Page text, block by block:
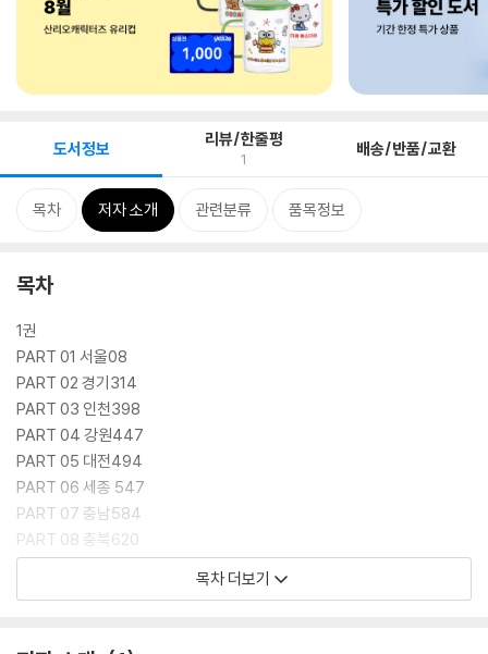
도서정보 리뷰/한줄평
1 배송/반품/교환
목차 저자 소개 관련분류 품목정보
목차
1권
PART 01 서울08
PART 02 경기314
PART 03 인천398
PART 04 강원447
PART 05 대전494
PART 06 세종 547
PART 07 충남584
PART 08 충북620
(부록) 합격 수기 및 가이드651
목차 더보기